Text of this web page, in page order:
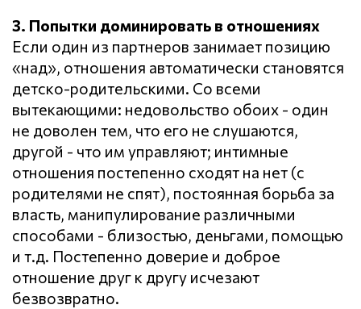
3. Попытки доминировать в отношениях
Если один из партнеров занимает позицию
«над», отношения автоматически становятся
детско-родительскими. Со всеми
вытекающими: недовольство обоих - один
не доволен тем, что его не слушаются,
другой - что им управляют; интимные
отношения постепенно сходят на нет (с
родителями не спят), постоянная борьба за
власть, манипулирование различными
способами - близостью, деньгами, помощью
и т.д. Постепенно доверие и доброе
отношение друг к другу исчезают
безвозвратно.